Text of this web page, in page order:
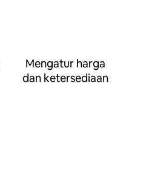
Mengatur harga
dan ketersediaan